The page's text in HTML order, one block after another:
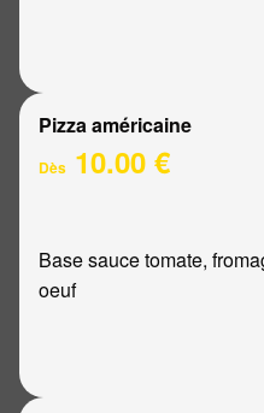
Pizza américaine
Dès 10.00 €
Base sauce tomate,
oeuf